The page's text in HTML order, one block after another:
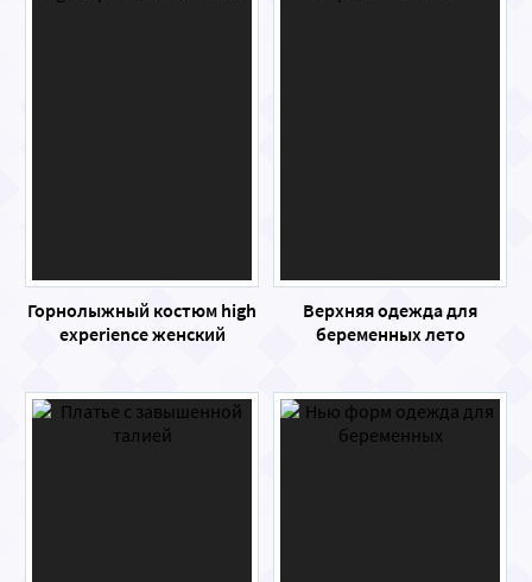
Горнолыжный костюм high
experience женский
Верхняя одежда для
беременных лето